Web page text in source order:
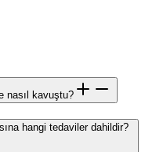
nasıl kavuştu?
hangi tedaviler dahildir?